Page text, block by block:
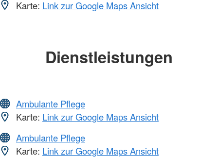
Karte: Link zur Google Maps Ansicht
Dienstleistungen
Ambulante Pflege
Karte: Link zur Google Maps Ansicht
Ambulante Pflege
Karte: Link zur Google Maps Ansicht